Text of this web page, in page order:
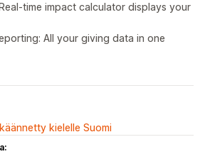
time impact calculator displays your
All your giving data in one
kielelle Suomi